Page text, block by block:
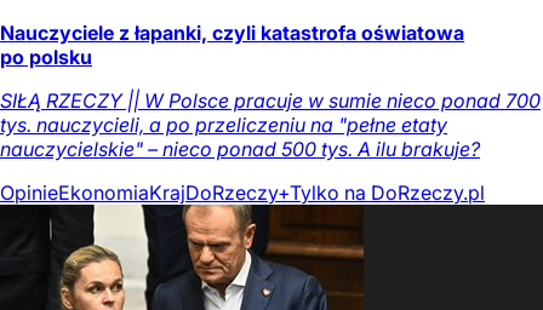
Nauczyciele z łapanki, czyli katastrofa oświatowa
po polsku
SIŁĄ RZECZY || W Polsce pracuje w sumie nieco ponad 700
tys. nauczycieli, a po przeliczeniu na "pełne etaty
nauczycielskie" – nieco ponad 500 tys. A ilu brakuje?
OpinieEkonomiaKrajDoRzeczy+Tylko na DoRzeczy.pl